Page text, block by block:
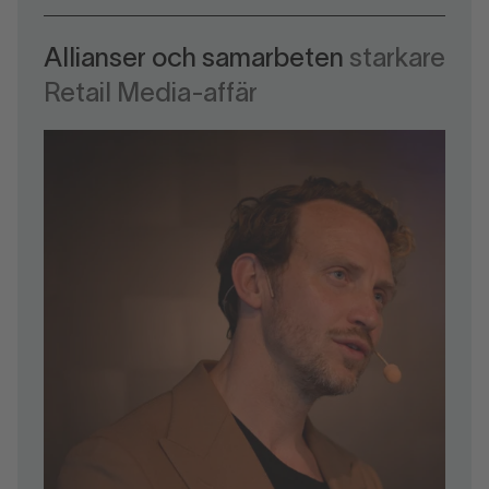
Allianser och samarbeten starkare
Retail Media-affär